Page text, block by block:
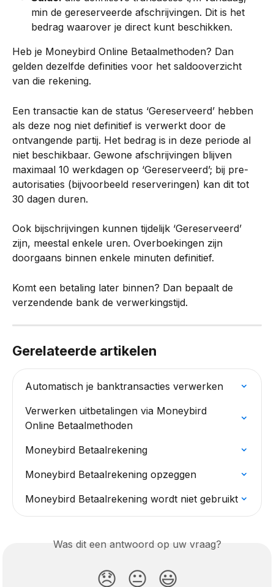
min de gereserveerde afschrijvingen. Dit is het
bedrag waarover je direct kunt beschikken.
Heb je Moneybird Online Betaalmethoden? Dan
gelden dezelfde definities voor het saldooverzicht
van die rekening.
Een transactie kan de status ‘Gereserveerd’ hebben
als deze nog niet definitief is verwerkt door de
ontvangende partij. Het bedrag is in deze periode al
niet beschikbaar. Gewone afschrijvingen blijven
maximaal 10 werkdagen op ‘Gereserveerd’; bij pre-
autorisaties (bijvoorbeeld reserveringen) kan dit tot
30 dagen duren.
Ook bijschrijvingen kunnen tijdelijk ‘Gereserveerd’
zijn, meestal enkele uren. Overboekingen zijn
doorgaans binnen enkele minuten definitief.
Komt een betaling later binnen? Dan bepaalt de
verzendende bank de verwerkingstijd.
Gerelateerde artikelen
Automatisch je banktransacties verwerken
Verwerken uitbetalingen via Moneybird
Online Betaalmethoden
Moneybird Betaalrekening
Moneybird Betaalrekening opzeggen
Moneybird Betaalrekening wordt niet gebruikt
Was dit een antwoord op uw vraag?
😞 😐 😃